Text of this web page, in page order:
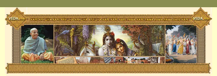
Skip
to
content